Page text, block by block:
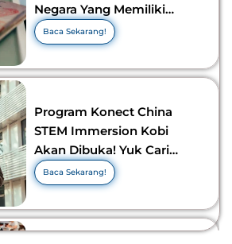
Negara Yang Memiliki
Visa Murah di 2026-2027!
Baca Sekarang!
Program Konect China
STEM Immersion Kobi
Akan Dibuka! Yuk Cari
Tahu Info Selengkapnya!
Baca Sekarang!